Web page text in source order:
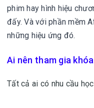
phim hay hình hiệu
đấy. Và với phần mềm
những hiệu ứng đó.
Ai nên tham gia
Tất cả ai có nhu cầu học